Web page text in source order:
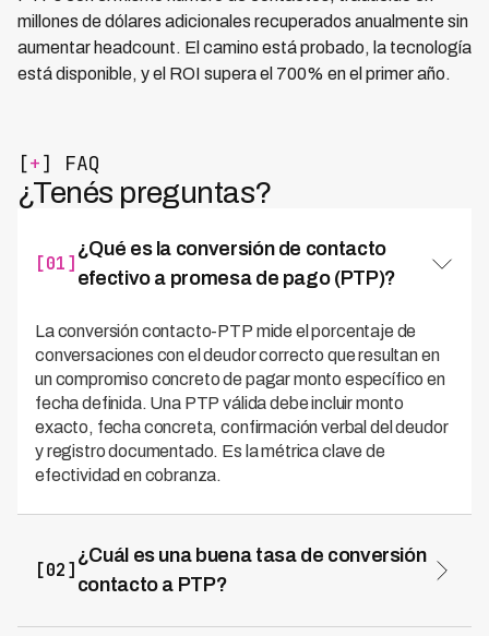
millones de dólares adicionales recuperados anualmente sin
aumentar headcount. El camino está probado, la tecnología
está disponible, y el ROI supera el 700% en el primer año.
[+] FAQ
¿Tenés preguntas?
[01]
¿Qué es la conversión de contacto
efectivo a promesa de pago (PTP)?
La conversión contacto-PTP mide el porcentaje de
conversaciones con el deudor correcto que resultan en
un compromiso concreto de pagar monto específico en
fecha definida. Una PTP válida debe incluir monto
exacto, fecha concreta, confirmación verbal del deudor
y registro documentado. Es la métrica clave de
efectividad en cobranza.
[02]
¿Cuál es una buena tasa de conversión
contacto a PTP?